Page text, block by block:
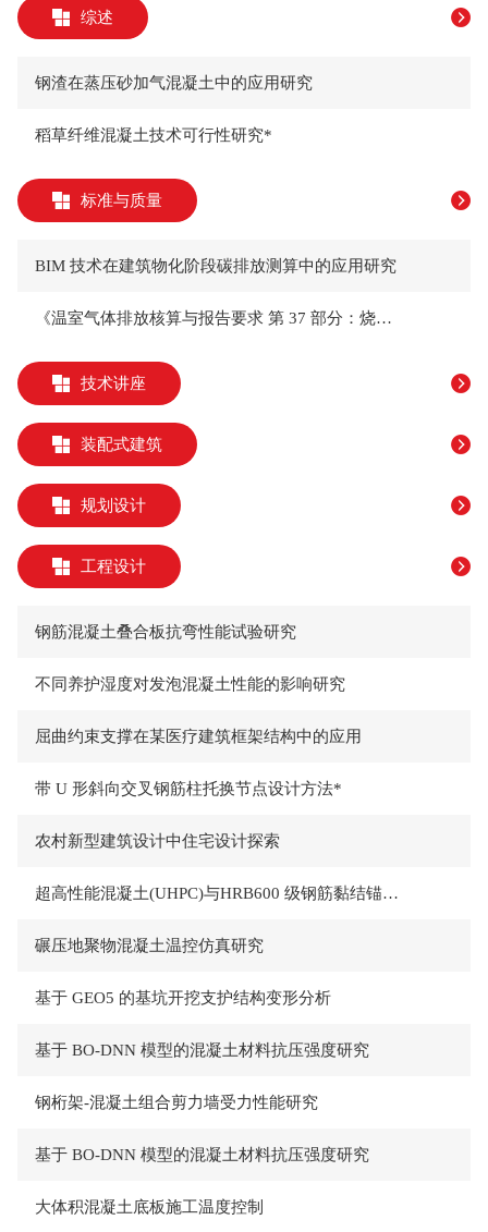
综述
钢渣在蒸压砂加气混凝土中的应用研究
稻草纤维混凝土技术可行性研究*
标准与质量
BIM 技术在建筑物化阶段碳排放测算中的应用研究
《温室气体排放核算与报告要求 第 37 部分：烧结类墙体屋面及道路用建筑材料生产企业》解读
技术讲座
装配式建筑
规划设计
工程设计
钢筋混凝土叠合板抗弯性能试验研究
不同养护湿度对发泡混凝土性能的影响研究
屈曲约束支撑在某医疗建筑框架结构中的应用
带 U 形斜向交叉钢筋柱托换节点设计方法*
农村新型建筑设计中住宅设计探索
超高性能混凝土(UHPC)与HRB600 级钢筋黏结锚固性能研究
碾压地聚物混凝土温控仿真研究
基于 GEO5 的基坑开挖支护结构变形分析
基于 BO-DNN 模型的混凝土材料抗压强度研究
钢桁架-混凝土组合剪力墙受力性能研究
基于 BO-DNN 模型的混凝土材料抗压强度研究
大体积混凝土底板施工温度控制